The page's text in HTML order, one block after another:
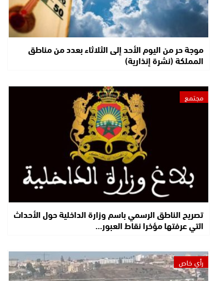
موجة حر من اليوم الأحد إلى الثلاثاء بعدد من مناطق
المملكة (نشرة إنذارية)
مجتمع
تصريح الناطق الرسمي باسم وزارة الداخلية حول الأحداث
التي عرفتها مؤخرا نقاط العبور…
رأي خاص